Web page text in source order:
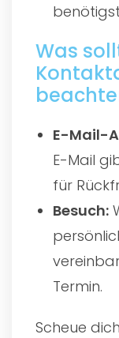
Was
E-Mail-
E-Mail
für
Besuch:
Termin.
Scheue